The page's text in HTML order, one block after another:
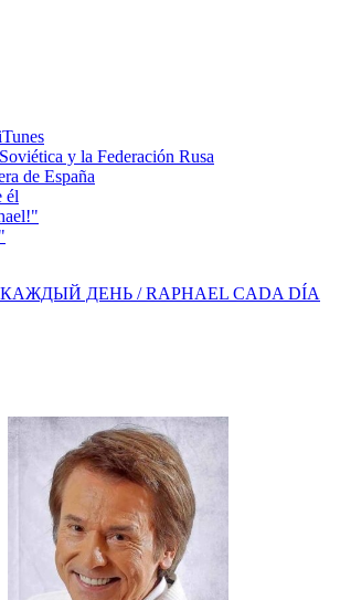
y la Federación Rusa
de España
él
ДЕНЬ / RAPHAEL CADA DÍA